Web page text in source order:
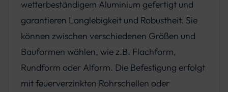
wetterbeständigem Aluminium gefertigt und
garantieren Langlebigkeit und Robustheit. Sie
können zwischen verschiedenen Größen und
Bauformen wählen, wie z.B. Flachform,
Rundform oder Alform. Die Befestigung erfolgt
mit feuerverzinkten Rohrschellen oder